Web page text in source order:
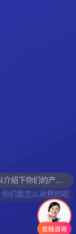
你们是怎么收费的呢